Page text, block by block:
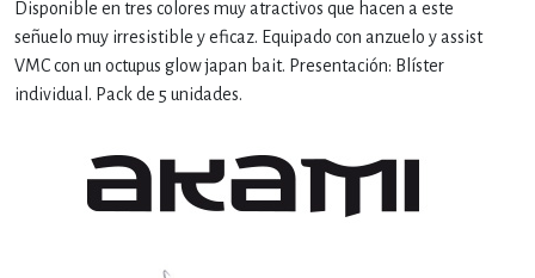
Disponible en tres colores muy atractivos que hacen a este
señuelo muy irresistible y eficaz. Equipado con anzuelo y assist
VMC con un octupus glow japan bait. Presentación: Blíster
individual. Pack de 5 unidades.